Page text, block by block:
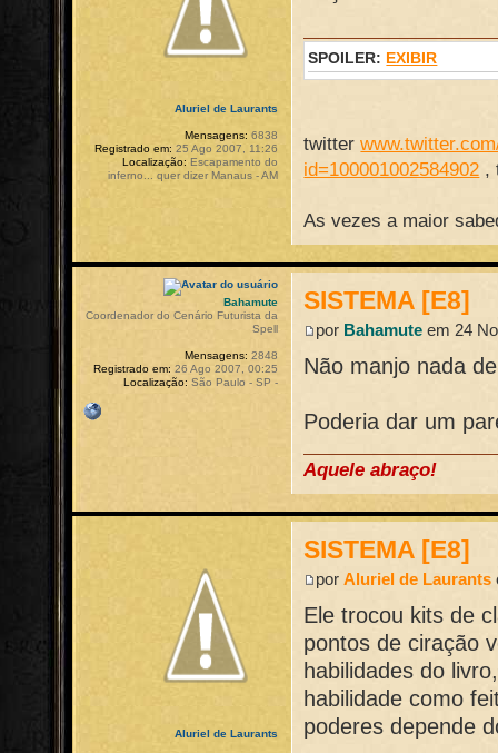
SPOILER: EXIBIR
twitter
id=100001002584902 ,
As vezes a maior
Aluriel de Laurants
Mensagens: 6838
Registrado em: 25 Ago 2007, 11:26
Localização: Escapamento do
inferno... quer dizer Manaus - AM
SISTEMA [E8]
por Bahamute em 24
Não manjo nada
Poderia dar um
Aquele abraço!
Bahamute
Coordenador do Cenário Futurista da
Spell
Mensagens: 2848
Registrado em: 26 Ago 2007, 00:25
Localização: São Paulo - SP -
SISTEMA [E8]
porAluriel de Laurants
Ele trocou kits de
pontos de ciração
habilidades do
habilidade como
poderes depende
Aluriel de Laurants